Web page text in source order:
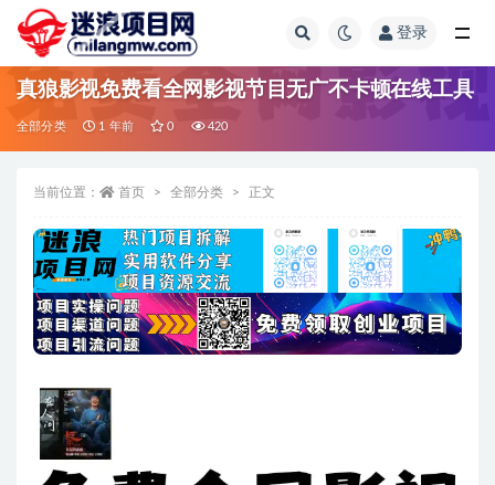
登录
真狼影视免费看全网影视节目无广不卡顿在线工具
全部分类 1 年前 0 420
当前位置： 首页 全部分类 正文
全部